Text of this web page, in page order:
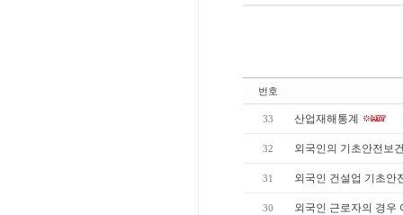
번호
33 산업재해통계
32 외국인의 기초안전보
31 외국인 건설업 기초안
30 외국인 근로자의 경우